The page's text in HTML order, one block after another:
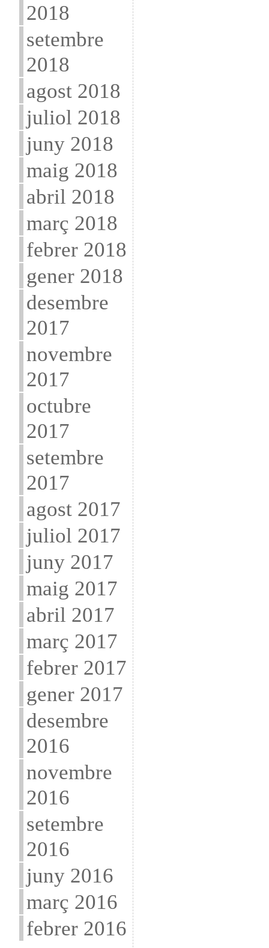
2018
setembre
2018
agost 2018
juliol 2018
juny 2018
maig 2018
abril 2018
març 2018
febrer 2018
gener 2018
desembre
2017
novembre
2017
octubre
2017
setembre
2017
agost 2017
juliol 2017
juny 2017
maig 2017
abril 2017
març 2017
febrer 2017
gener 2017
desembre
2016
novembre
2016
setembre
2016
juny 2016
març 2016
febrer 2016